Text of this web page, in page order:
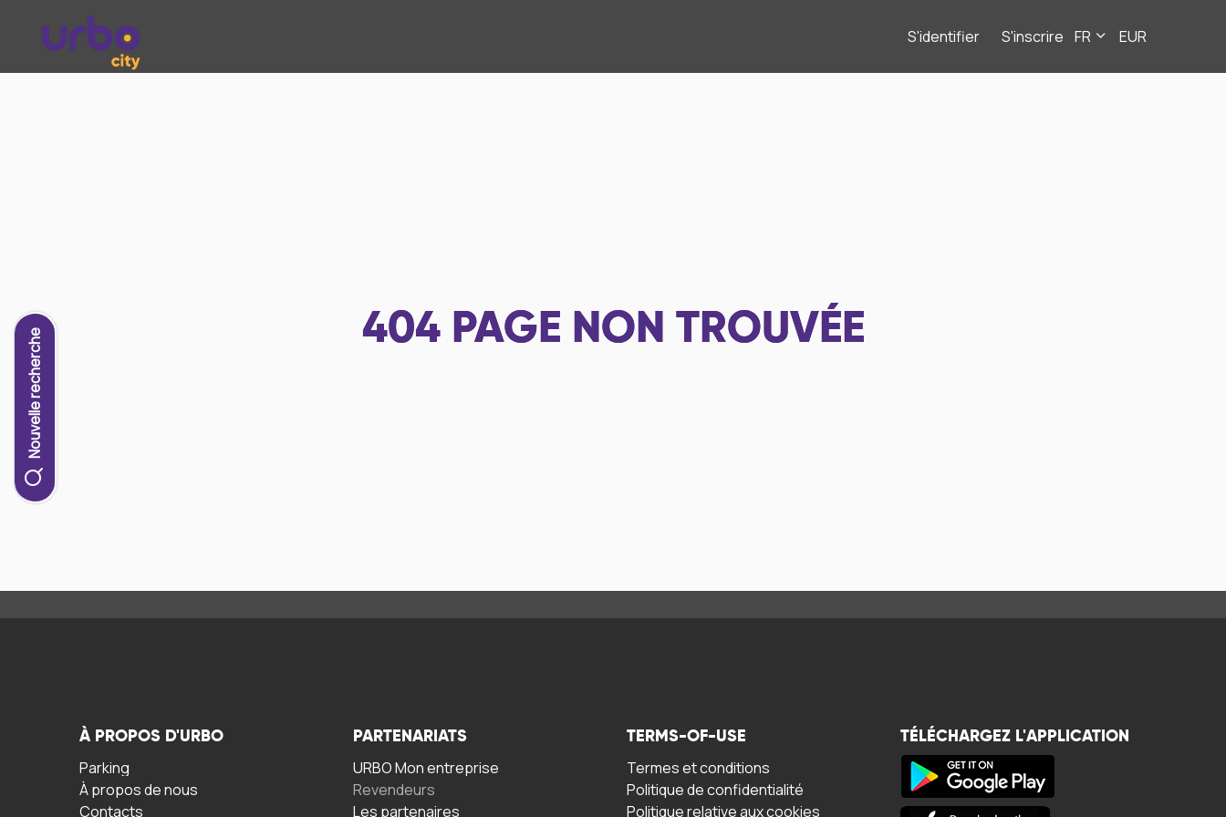
S'identifier S'inscrire FR EUR
Nouvelle recherche 404 PAGE NON TROUVÉE
À PROPOS D'URBO
Parking
À propos de nous
Contacts
PARTENARIATS
URBO Mon entreprise
Revendeurs
Les partenaires
TERMS-OF-USE
Termes et conditions
Politique de confidentialité
Politique relative aux cookies
TÉLÉCHARGEZ L'APPLICATION